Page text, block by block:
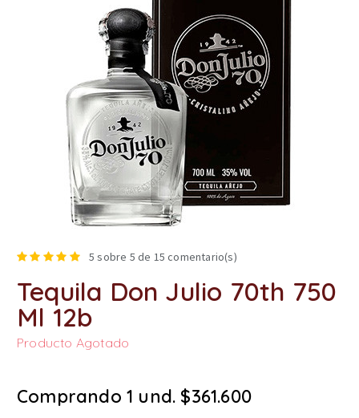
5 sobre 5 de 15 comentario(s)
Tequila Don Julio 70th 750
Ml 12b
Producto Agotado
Comprando 1 und. $361.600